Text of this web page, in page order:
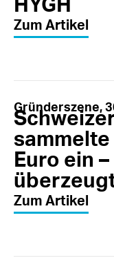
HYGH
Zum Artikel
Gründerszene,
Euro ein
Zum Artikel